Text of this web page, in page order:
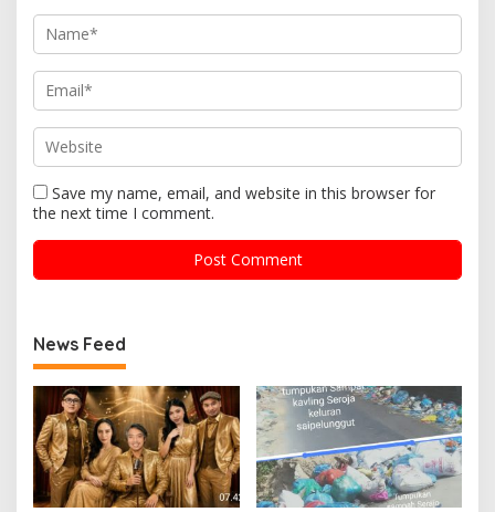
Save my name, email, and website in this browser for
the next time I comment.
News Feed